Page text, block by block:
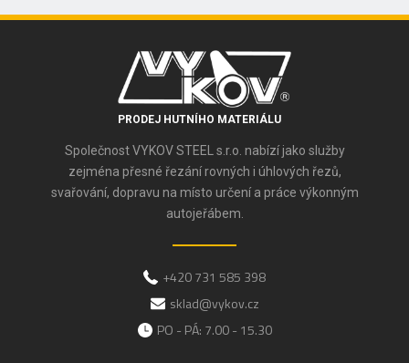
PRODEJ HUTNÍHO MATERIÁLU
Společnost VYKOV STEEL s.r.o. nabízí jako služby
zejména přesné řezání rovných i úhlových řezů,
svařování, dopravu na místo určení a práce výkonným
autojeřábem.
+420 731 585 398
sklad@vykov.cz
PO - PÁ: 7.00 - 15.30